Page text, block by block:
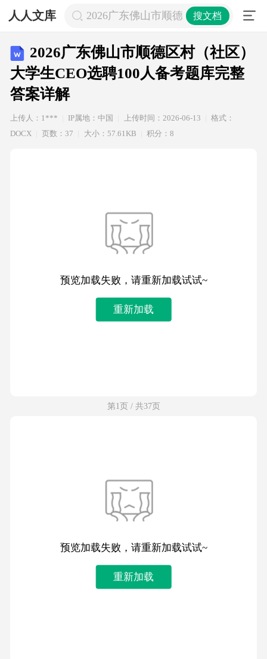
人人文库 2026广东佛山市顺德区村（社区）大
搜文档
2026广东佛山市顺德区村（社区）
大学生CEO选聘100人备考题库完整
答案详解
上传人：1*** IP属地：中国 上传时间：2026-06-13
格式：
DOCX
页数：37 大小：57.61KB 积分：8
预览加载失败，请重新加载试试~
重新加载
第1页 / 共37页
预览加载失败，请重新加载试试~
重新加载